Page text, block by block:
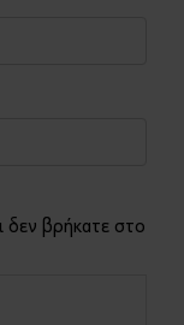
eshop!
δεν βρήκατε στο